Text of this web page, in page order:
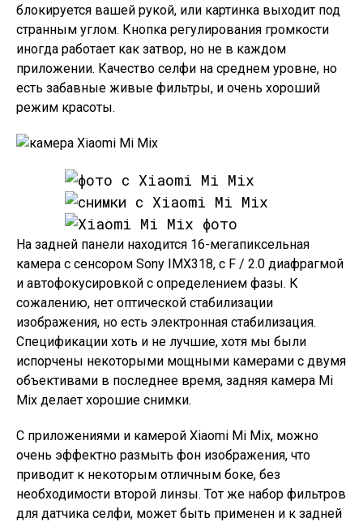
блокируется вашей рукой, или картинка выходит под
странным углом. Кнопка регулирования громкости
иногда работает как затвор, но не в каждом
приложении. Качество селфи на среднем уровне, но
есть забавные живые фильтры, и очень хороший
режим красоты.
На задней панели находится 16-мегапиксельная
камера с сенсором Sony IMX318, с F / 2.0 диафрагмой
и автофокусировкой с определением фазы. К
сожалению, нет оптической стабилизации
изображения, но есть электронная стабилизация.
Спецификации хоть и не лучшие, хотя мы были
испорчены некоторыми мощными камерами с двумя
объективами в последнее время, задняя камера Mi
Mix делает хорошие снимки.
С приложениями и камерой Xiaomi Mi Mix, можно
очень эффектно размыть фон изображения, что
приводит к некоторым отличным боке, без
необходимости второй линзы. Тот же набор фильтров
для датчика селфи, может быть применен и к задней